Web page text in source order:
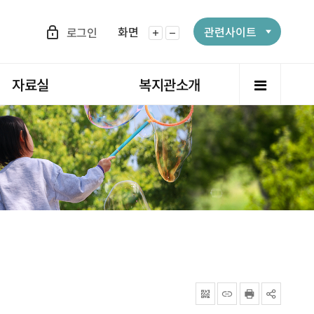
로그인
화면
화면확대
화면축소
관련사이트
자료실 복지관소개 전체메
QRcode주소복사
프린터